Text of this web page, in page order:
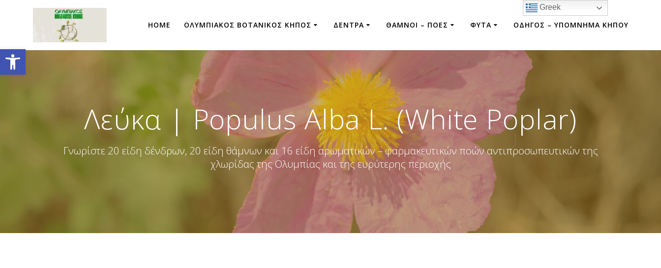
Open toolbar
HOME ΟΛΥΜΠΙΑΚΟΣ ΒΟΤΑΝΙΚΟΣ ΚΗΠΟΣ ΔΕΝΤΡΑ ΘΑΜΝΟΙ – ΠΟΕΣ ΦΥΤΑ ΟΔΗΓΟΣ – ΥΠΟΜΝΗΜΑ ΚΗΠΟΥ
Λεύκα | Populus Alba L. (White Poplar)
Γνωρίστε 20 είδη δένδρων, 20 είδη θάμνων και 16 είδη αρωματικών – φαρμακευτικών ποών αντιπροσωπευτικών της
χλωρίδας της Ολυμπίας και της ευρύτερης περιοχής
Greek